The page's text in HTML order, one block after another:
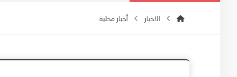
الاخبار أخبار محلية